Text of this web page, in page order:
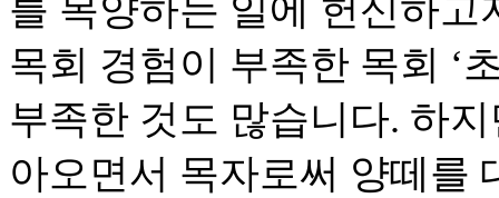
를 목양하는 일에 헌신하
목회 경험이 부족한 목회 ‘
부족한 것도 많습니다. 하
아오면서 목자로써 양떼를